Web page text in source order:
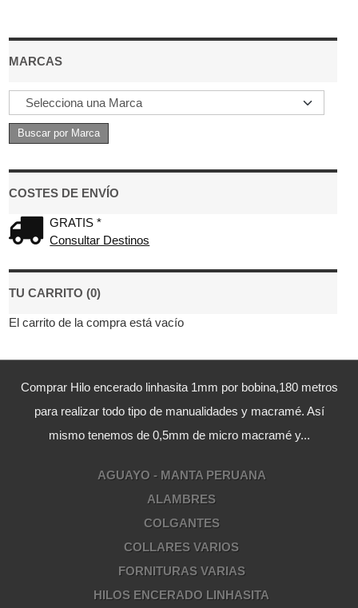
MARCAS
COSTES DE ENVÍO
GRATIS *
Consultar Destinos
TU CARRITO (0)
El carrito de la compra está vacío
Comprar Hilo encerado linhasita 1mm por bobina,180 metros
para realizar todo tipo de manualidades y macramé. Así
mismo tenemos de 0,5mm de micro macramé y...
AGUAYO - MANTA PERUANA
ALAMBRES
COLGANTES
COLLARES VARIOS
FORNITURAS VARIAS
HILOS ENCERADO LINHASITA